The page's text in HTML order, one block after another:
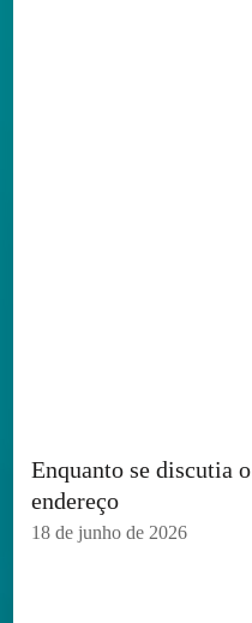
Enquanto se discutia
endereço
18 de junho de 2026